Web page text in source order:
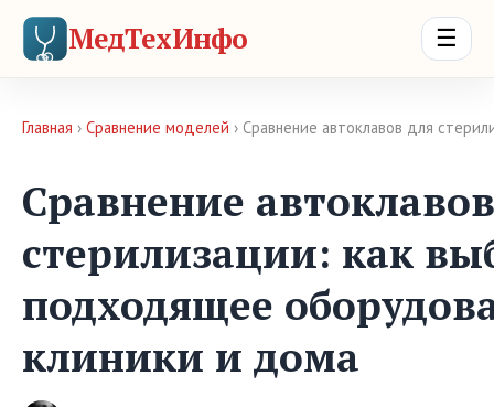
МедТехИнфо ☰
Главная › Сравнение моделей › Сравнение автоклавов для
Сравнение
стерилизации: как
подходящее
клиники и дома